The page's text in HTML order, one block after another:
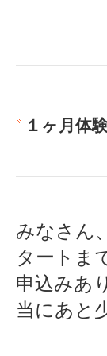
１ヶ月体
みなさん
タートま
申込みあ
当にあと